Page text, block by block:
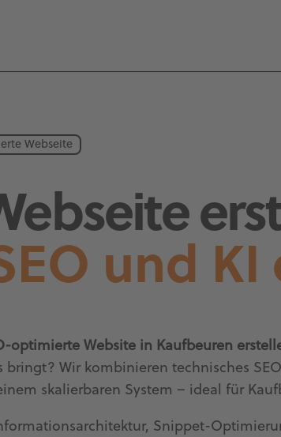
Webseite
und
optimierte Website in Kaufbeuren
bringt? Wir kombinieren technisches
skalierbaren System – ideal für
Snippet-